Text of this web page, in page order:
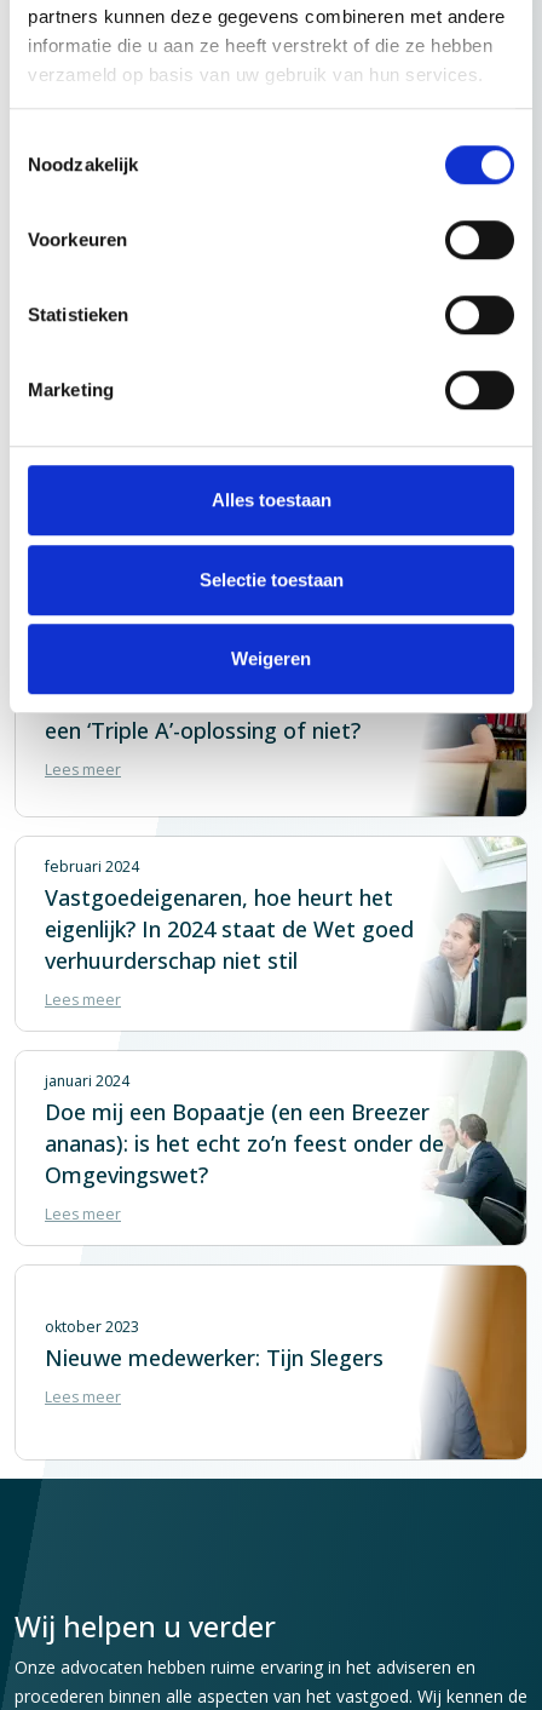
partners kunnen deze gegevens combineren met andere
informatie die u aan ze heeft verstrekt of die ze hebben
verzameld op basis van uw gebruik van hun services.
Noodzakelijk
Voorkeuren
Statistieken
Marketing
Alles toestaan
Selectie toestaan
Weigeren
opleidingspunten te behalen op ieder geregistreerd rechtsgebied.
Topics door Tijn Slegers
maart 2024
bestaat niet
maart 2024
als een boer met kiespijn
Handelssysteem voor stikstofrechten
een ‘Triple A’-oplossing of niet?
Lees meer
februari 2024
Vastgoedeigenaren, hoe heurt het
eigenlijk? In 2024 staat de Wet goed
verhuurderschap niet stil
Lees meer
januari 2024
Doe mij een Bopaatje (en een Breezer
ananas): is het echt zo’n feest onder de
Omgevingswet?
Lees meer
oktober 2023
Nieuwe medewerker: Tijn Slegers
Lees meer
Wij helpen u verder
Onze advocaten hebben ruime ervaring in het adviseren en
procederen binnen alle aspecten van het vastgoed. Wij kennen de